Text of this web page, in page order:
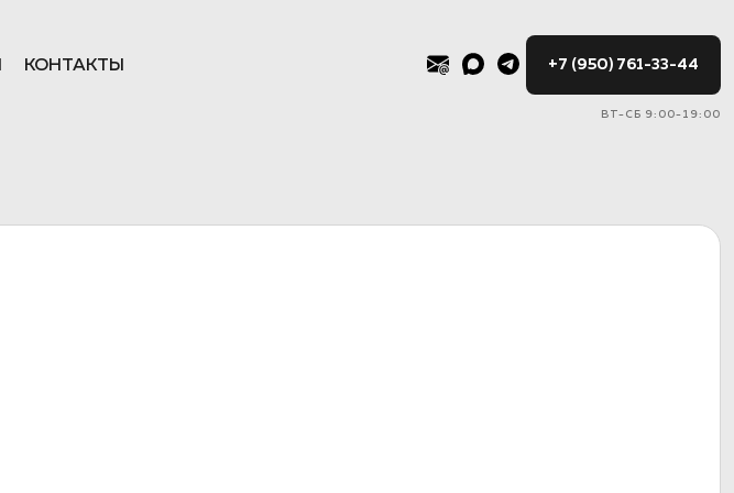
КОНТАКТЫ +7 (950) 761-33-44
ВТ-СБ 9:00-19:00